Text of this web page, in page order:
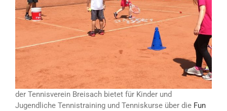
der Tennisverein Breisach bietet für Kinder und
Jugendliche Tennistraining und Tenniskurse über die Fun